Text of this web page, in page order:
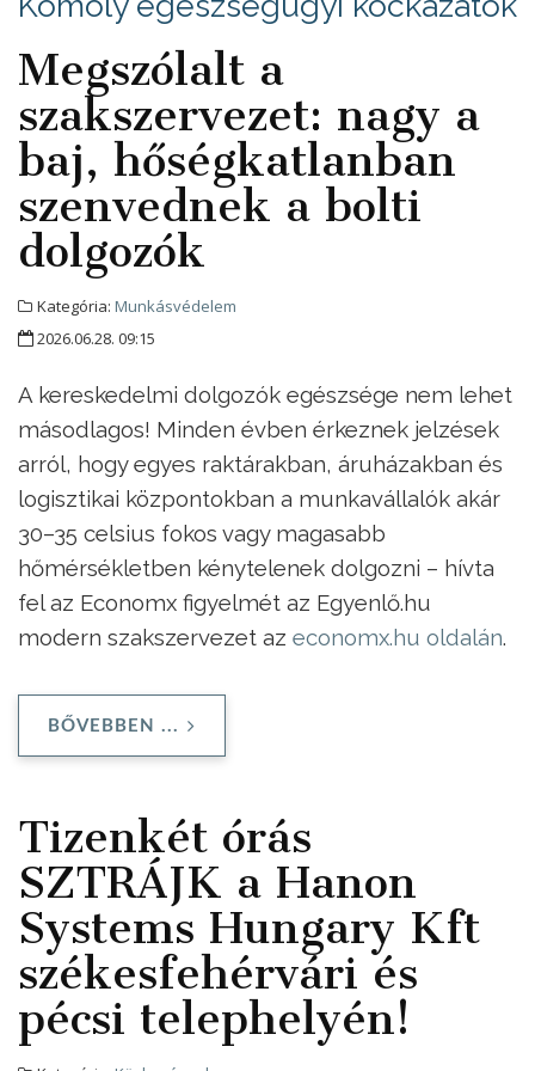
Megszólalt a
szakszervezet: nagy a
baj, hőségkatlanban
szenvednek a bolti
dolgozók
Kategória: Munkásvédelem
2026.06.28. 09:15
A kereskedelmi dolgozók egészsége nem lehet
másodlagos! Minden évben érkeznek jelzések
arról, hogy egyes raktárakban, áruházakban és
logisztikai központokban a munkavállalók akár
30–35 celsius fokos vagy magasabb
hőmérsékletben kénytelenek dolgozni – hívta
fel az Economx figyelmét az Egyenlő.hu
modern szakszervezet az economx.hu oldalán.
BŐVEBBEN ...
Tizenkét órás
SZTRÁJK a Hanon
Systems Hungary Kft
székesfehérvári és
pécsi telephelyén!